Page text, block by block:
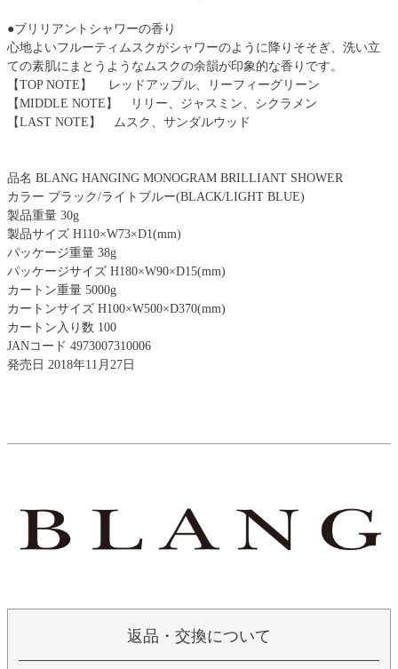
●ブリリアントシャワーの香り
心地よいフルーティムスクがシャワーのように降りそそぎ、洗い立
ての素肌にまとうようなムスクの余韻が印象的な香りです。
【TOP NOTE】 レッドアップル、リーフィーグリーン
【MIDDLE NOTE】 リリー、ジャスミン、シクラメン
【LAST NOTE】 ムスク、サンダルウッド
品名 BLANG HANGING MONOGRAM BRILLIANT SHOWER
カラー ブラック/ライトブルー(BLACK/LIGHT BLUE)
製品重量 30g
製品サイズ H110×W73×D1(mm)
パッケージ重量 38g
パッケージサイズ H180×W90×D15(mm)
カートン重量 5000g
カートンサイズ H100×W500×D370(mm)
カートン入り数 100
JANコード 4973007310006
発売日 2018年11月27日
返品・交換について